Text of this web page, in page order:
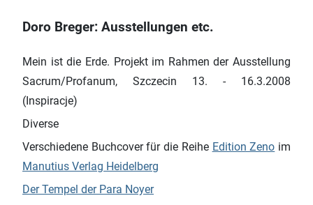
Doro Breger: Ausstellungen etc.
Mein ist die Erde. Projekt im Rahmen der Ausstellung
Sacrum/Profanum, Szczecin 13. - 16.3.2008
(Inspiracje)
Diverse
Verschiedene Buchcover für die Reihe Edition Zeno im
Manutius Verlag Heidelberg
Der Tempel der Para Noyer